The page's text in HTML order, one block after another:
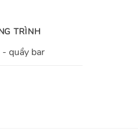
TRÌNH
- quầy bar